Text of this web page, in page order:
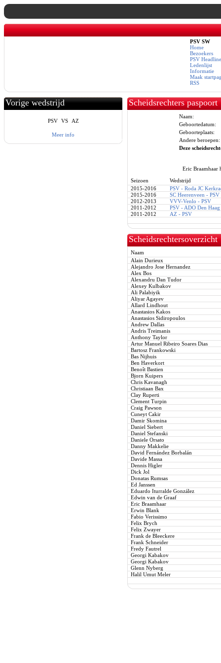
PSV SW
Home
Bezoekers
PSV
Ledenlijst
Informatie
Maak
RSS
Vorige wedstrijd
PSV VS AZ
Meer info
Scheidsrechters paspoort
Naam:
Geboortedatum:
Geboorteplaats:
Andere beroepen:
Deze
Eric Braamhaar
Seizoen
Wedstrijd
2015-2016
PSV - Roda JC
2015-2016
SC Heerenveen - PSV
2012-2013
VVV-Venlo - PSV
2011-2012
PSV - ADO Den Haag
2011-2012
AZ - PSV
Scheidsrechtersoverzicht
Naam
Alain Durieux
Alejandro Jose Hernandez
Alex Bos
Alexandru Dan Tudor
Alexey Kulbakov
Ali Palabiyik
Aliyar Agayev
Allard Lindhout
Anastasios Kakos
Anastasios Sidiropoulos
Andrew Dallas
Andris Treimanis
Anthony Taylor
Artur Manuel Ribeiro Soares Dias
Bartosz Frankowski
Bas Nijhuis
Ben Haverkort
Benoît Bastien
Bjorn Kuipers
Chris Kavanagh
Christiaan Bax
Clay Ruperti
Clement Turpin
Craig Pawson
Cuneyt Cakir
Damir Skomina
Daniel Siebert
Daniel Stefanski
Daniele Orsato
Danny Makkelie
David Fernández Borbalán
Davide Massa
Dennis Higler
Dick Jol
Donatas Rumsas
Ed Janssen
Eduardo Iturralde González
Edwin van de Graaf
Eric Braamhaar
Erwin Blank
Fabio Verissimo
Felix Brych
Felix Zwayer
Frank de Bleeckere
Frank Schneider
Fredy Fautrel
Georgi Kabakov
Georgi Kabakov
Glenn Nyberg
Halil Umut Meler